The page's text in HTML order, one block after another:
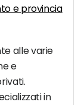
e provincia
alle varie
e
in